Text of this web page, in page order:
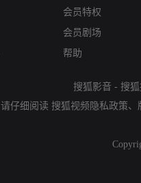
会员特权
会员剧场
帮助
搜狐影音 - 搜
请仔细阅读 搜狐视频隐私政策、